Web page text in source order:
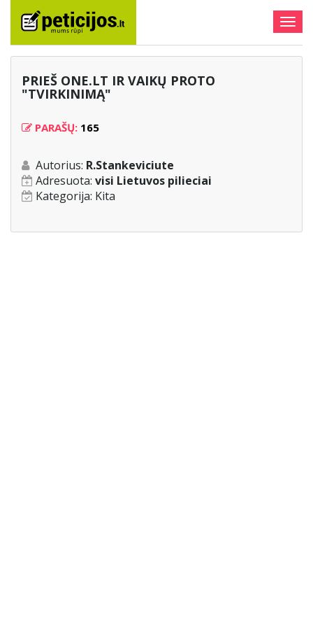
PRIEŠ ONE.LT IR VAIKŲ PROTO
"TVIRKINIMĄ"
PARAŠŲ: 165
Autorius: R.Stankeviciute
Adresuota: visi Lietuvos pilieciai
Kategorija: Kita